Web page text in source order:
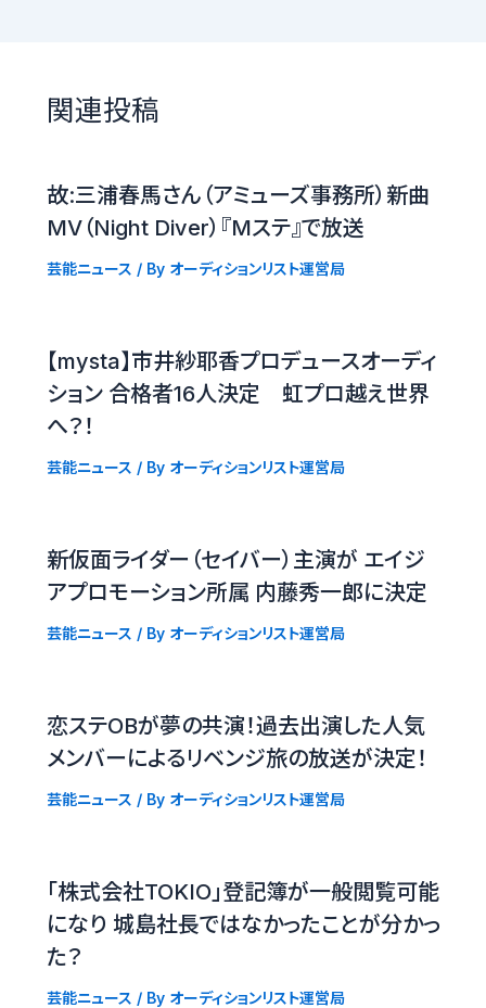
関連投稿
故:三浦春馬さん（アミューズ事務所）新曲
MV（Night Diver）『Mステ』で放送
芸能ニュース / By オーディションリスト運営局
【mysta】市井紗耶香プロデュースオーディ
ション 合格者16人決定 虹プロ越え世界
へ？！
芸能ニュース / By オーディションリスト運営局
新仮面ライダー（セイバー）主演が エイジ
アプロモーション所属 内藤秀一郎に決定
芸能ニュース / By オーディションリスト運営局
恋ステOBが夢の共演！過去出演した人気
メンバーによるリベンジ旅の放送が決定！
芸能ニュース / By オーディションリスト運営局
「株式会社TOKIO」登記簿が一般閲覧可能
になり 城島社長ではなかったことが分かっ
た？
芸能ニュース / By オーディションリスト運営局